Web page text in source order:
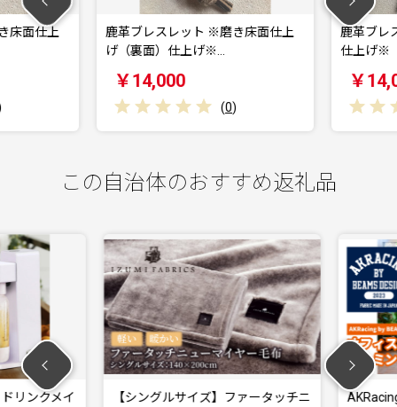
面仕上
鹿革ブレスレット ※磨き床面仕上
げ（裏面）仕上げ※…
￥14,000
0)
鹿革ブレ
仕上げ※
￥
この自治体のおすすめ返礼品
ンクメイ
【シングルサイズ】ファータッチニ
AKRacing